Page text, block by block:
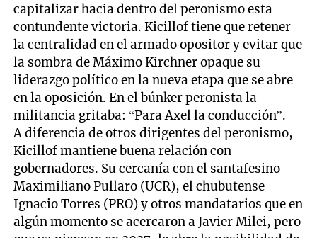
capitalizar hacia dentro del peronismo esta
contundente victoria. Kicillof tiene que retener
la centralidad en el armado opositor y evitar que
la sombra de Máximo Kirchner opaque su
liderazgo político en la nueva etapa que se abre
en la oposición. En el búnker peronista la
militancia gritaba: “Para Axel la conducción”.
A diferencia de otros dirigentes del peronismo,
Kicillof mantiene buena relación con
gobernadores. Su cercanía con el santafesino
Maximiliano Pullaro (UCR), el chubutense
Ignacio Torres (PRO) y otros mandatarios que en
algún momento se acercaron a Javier Milei, pero